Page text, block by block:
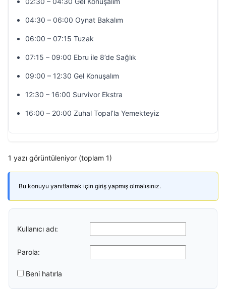
04:30 – 06:00 Oynat Bakalım
06:00 – 07:15 Tuzak
07:15 – 09:00 Ebru ile 8’de Sağlık
09:00 – 12:30 Gel Konuşalım
12:30 – 16:00 Survivor Ekstra
16:00 – 20:00 Zuhal Topal’la Yemekteyiz
1 yazı görüntüleniyor (toplam 1)
Bu konuyu yanıtlamak için giriş yapmış olmalısınız.
Kullanıcı adı:
Parola:
Beni hatırla